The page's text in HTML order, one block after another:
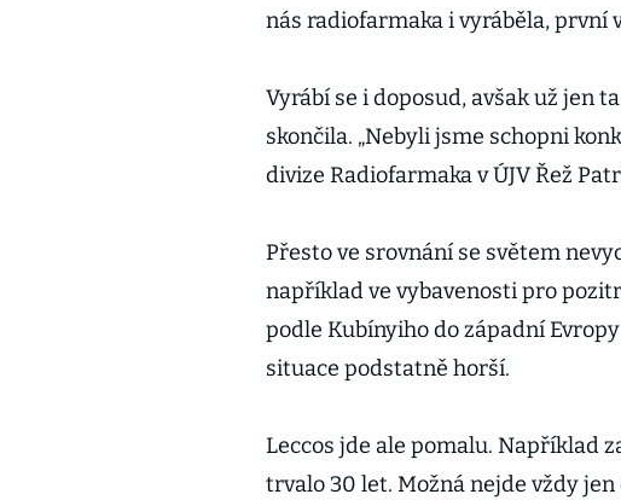
nás radiofarmaka i vyráběla, první
Vyrábí se i doposud, avšak už jen
skončila. „Nebyli jsme schopni
divize Radiofarmaka v ÚJV Řež
Přesto ve srovnání se světem
například ve vybavenosti pro
podle Kubínyiho do západní
situace podstatně horší.
Leccos jde ale pomalu. Například
trvalo 30 let. Možná nejde vždy